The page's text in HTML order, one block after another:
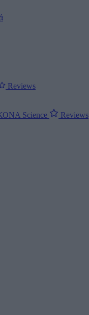
Reviews
Science Reviews